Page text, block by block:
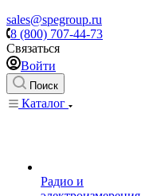
sales@spegroup.ru
8 (800) 707-44-73
Связаться
Войти
Поиск
Каталог
Радио и